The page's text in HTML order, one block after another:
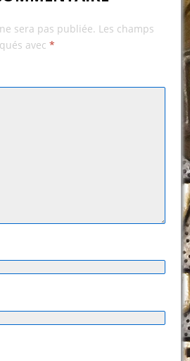
sera pas publiée. Les champs
avec *